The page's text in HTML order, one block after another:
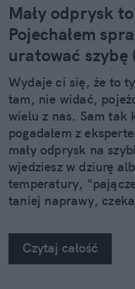
Mały odprysk
Pojechałem
uratować
Wydaje ci się, że to
tam, nie widać,
wielu z nas. Sam tak
pogadałem z
mały odprysk na
wjedziesz w dziurę
temperatury,
taniej naprawy,
na własne oczy
sobie z takimi
Czytaj całość